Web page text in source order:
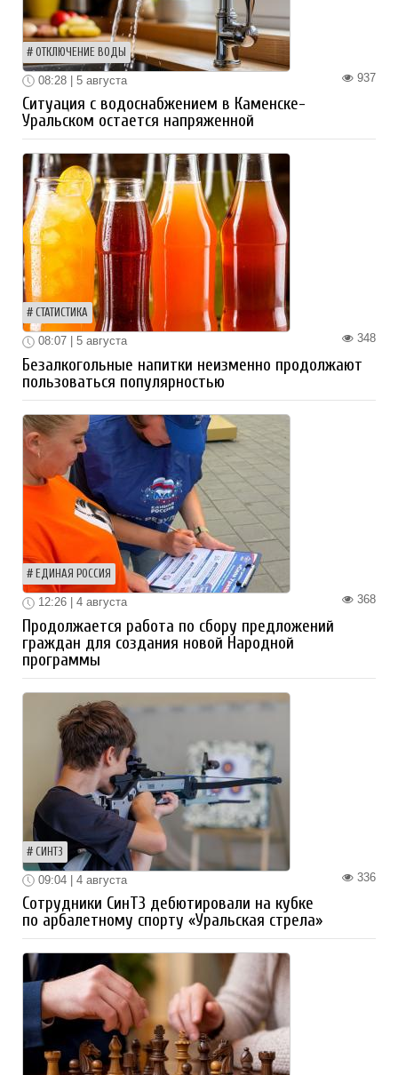
ОТКЛЮЧЕНИЕ ВОДЫ
937
08:28 | 5 августа
Ситуация с водоснабжением в Каменске-
Уральском остается напряженной
СТАТИСТИКА
348
08:07 | 5 августа
Безалкогольные напитки неизменно продолжают
пользоваться популярностью
ЕДИНАЯ РОССИЯ
368
12:26 | 4 августа
Продолжается работа по сбору предложений
граждан для создания новой Народной
программы
СИНТЗ
336
09:04 | 4 августа
Сотрудники СинТЗ дебютировали на кубке
по арбалетному спорту «Уральская стрела»